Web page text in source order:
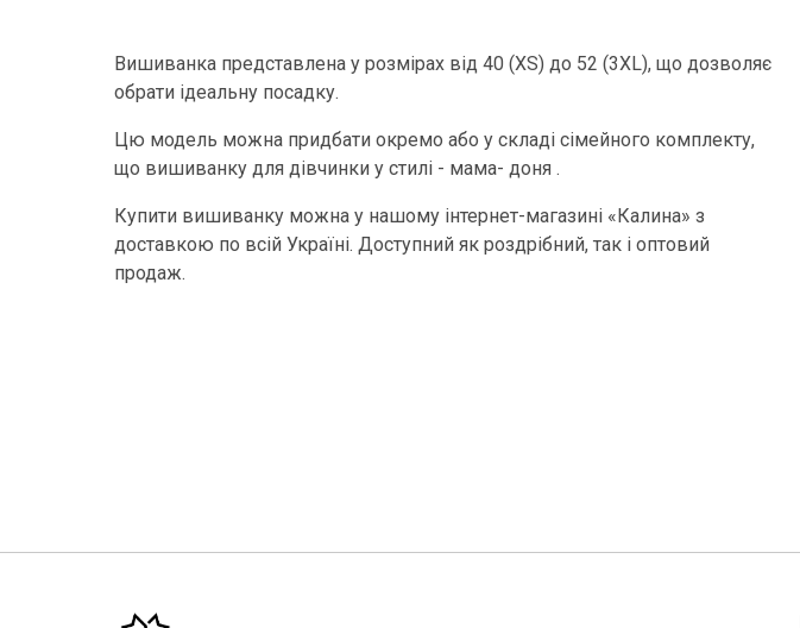
Вишиванка представлена у розмірах від 40 (XS) до 52 (3XL), що дозволяє
обрати ідеальну посадку.
Цю модель можна придбати окремо або у складі сімейного комплекту,
що вишиванку для дівчинки у стилі - мама- доня .
Купити вишиванку можна у нашому інтернет-магазині «Калина» з
доставкою по всій Україні. Доступний як роздрібний, так і оптовий
продаж.